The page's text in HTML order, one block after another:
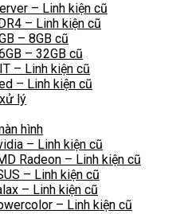
– Linh kiện cũ
– Linh kiện cũ
– 8GB cũ
– 32GB cũ
– Linh kiện cũ
– Linh kiện cũ
lý
hình
– Linh kiện cũ
Radeon – Linh kiện cũ
– Linh kiện cũ
– Linh kiện cũ
– Linh kiện cũ